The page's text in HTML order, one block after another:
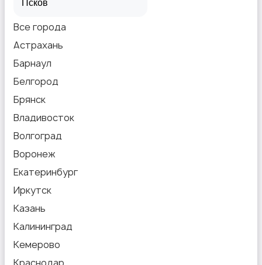
Все города
Астрахань
Барнаул
Белгород
Брянск
Владивосток
Волгоград
Воронеж
Екатеринбург
Иркутск
Казань
Калининград
Кемерово
Краснодар